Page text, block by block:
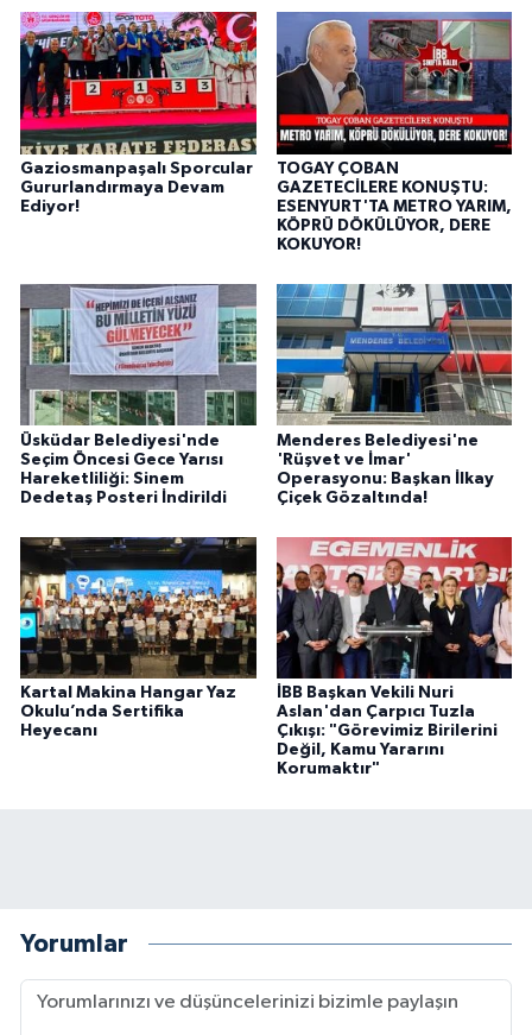
Gaziosmanpaşalı Sporcular
Gururlandırmaya Devam
Ediyor!
TOGAY ÇOBAN
GAZETECİLERE KONUŞTU:
ESENYURT'TA METRO YARIM,
KÖPRÜ DÖKÜLÜYOR, DERE
KOKUYOR!
Üsküdar Belediyesi'nde
Seçim Öncesi Gece Yarısı
Hareketliliği: Sinem
Dedetaş Posteri İndirildi
Menderes Belediyesi'ne
'Rüşvet ve İmar'
Operasyonu: Başkan İlkay
Çiçek Gözaltında!
Kartal Makina Hangar Yaz
Okulu’nda Sertifika
Heyecanı
İBB Başkan Vekili Nuri
Aslan'dan Çarpıcı Tuzla
Çıkışı: "Görevimiz Birilerini
Değil, Kamu Yararını
Korumaktır"
Yorumlar